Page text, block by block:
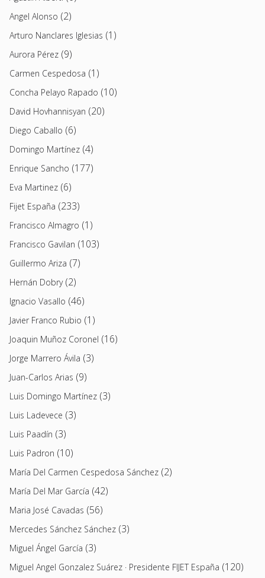
Angel Alonso (2)
Arturo Nanclares Iglesias (1)
Aurora Pérez (9)
Carmen Cespedosa (1)
Concha Pelayo Rapado (10)
David Hovhannisyan (20)
Diego Caballo (6)
Domingo Martínez (4)
Enrique Sancho (177)
Eva Martinez (6)
Fijet España (233)
Francisco Almagro (1)
Francisco Gavilan (103)
Guillermo Ariza (7)
Hernán Dobry(2)
Ignacio Vasallo (46)
Javier Franco Rubio (1)
Joaquin Muñoz Coronel (16)
Jorge Marrero Ávila (3)
Juan-Carlos Arias (9)
Luis Domingo Martínez (3)
Luis Ladevece (3)
Luis Paadín (3)
Luis Padron (10)
María Del Carmen Cespedosa Sánchez (2)
María Del Mar García (42)
Maria José Cavadas (56)
Mercedes Sánchez Sánchez (3)
Miguel Ángel García (3)
Miguel Angel Gonzalez Suárez · Presidente FIJET España (120)